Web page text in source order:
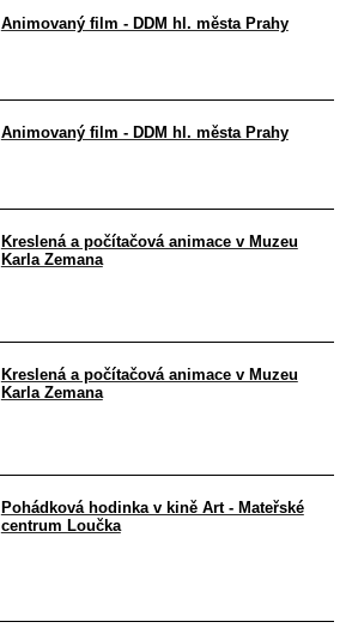
Animovaný film - DDM hl. města Prahy
Animovaný film - DDM hl. města Prahy
Kreslená a počítačová animace v Muzeu
Karla Zemana
Kreslená a počítačová animace v Muzeu
Karla Zemana
Pohádková hodinka v kině Art - Mateřské
centrum Loučka